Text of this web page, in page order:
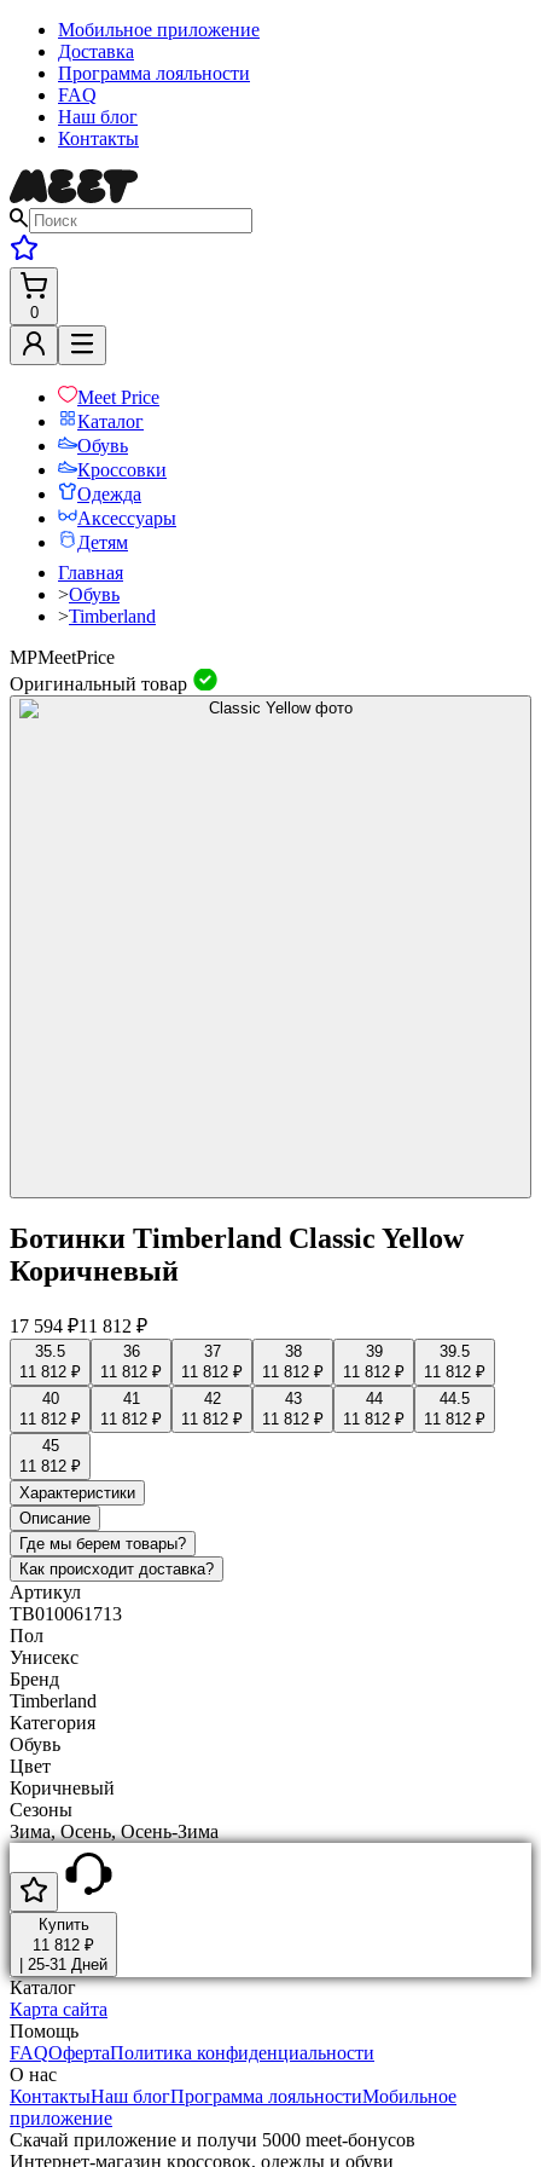
Мобильное приложение
Доставка
Программа лояльности
FAQ
Наш блог
Контакты
0
Meet Price
Каталог
Обувь
Кроссовки
Одежда
Аксессуары
Детям
Главная
>Обувь
>Timberland
MPMeetPrice
Оригинальный товар
Ботинки Timberland Classic Yellow
Коричневый
17 594 ₽11 812 ₽
35.5
11 812 ₽
36
11 812 ₽
37
11 812 ₽
38
11 812 ₽
39
11 812 ₽
39.5
11 812 ₽
40
11 812 ₽
41
11 812 ₽
42
11 812 ₽
43
11 812 ₽
44
11 812 ₽
44.5
11 812 ₽
45
11 812 ₽
Характеристики
Описание
Где мы берем товары?
Как происходит доставка?
Артикул
TB010061713
Пол
Унисекс
Бренд
Timberland
Категория
Обувь
Цвет
Коричневый
Сезоны
Зима, Осень, Осень-Зима
Купить
11 812 ₽
25-31 Дней
Каталог
Карта сайта
Помощь
FAQОфертаПолитика конфиденциальности
О нас
КонтактыНаш блогПрограмма лояльностиМобильное
приложение
Скачай приложение и получи 5000 meet-бонусов
Интернет-магазин кроссовок, одежды и обуви